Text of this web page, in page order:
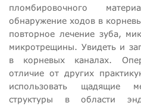
пломбировочного
обнаружение ходов в
повторное лечение зуба,
микротрещины. Увидеть и
в корневых каналах.
отличие от других
использовать щадящие
структуры в области